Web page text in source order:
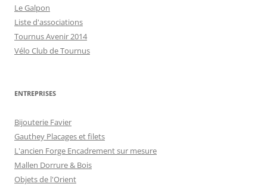
Le Galpon
Liste d'associations
Tournus Avenir 2014
Vélo Club de Tournus
ENTREPRISES
Bijouterie Favier
Gauthey Placages et filets
L'ancien Forge Encadrement sur mesure
Mallen Dorrure & Bois
Objets de l'Orient